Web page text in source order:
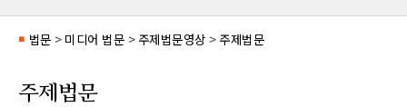
■ 법문 > 미디어 법문 > 주제법문영상 > 주제법문
주제법문